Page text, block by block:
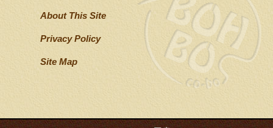
About This Site
Privacy Policy
Site Map